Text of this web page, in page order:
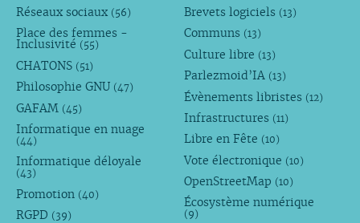
Réseaux sociaux (56)
Place des femmes -
Inclusivité (55)
CHATONS (51)
Philosophie GNU (47)
GAFAM (45)
Informatique en nuage
(44)
Informatique déloyale
(43)
Promotion (40)
RGPD (39)
Brevets logiciels (13)
Communs (13)
Culture libre (13)
Parlezmoid’IA (13)
Évènements libristes (12)
Infrastructures (11)
Libre en Fête (10)
Vote électronique (10)
OpenStreetMap (10)
Écosystème numérique
(9)